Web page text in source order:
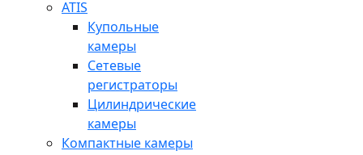
ATIS
Купольные
камеры
Сетевые
регистраторы
Цилиндрические
камеры
Компактные камеры